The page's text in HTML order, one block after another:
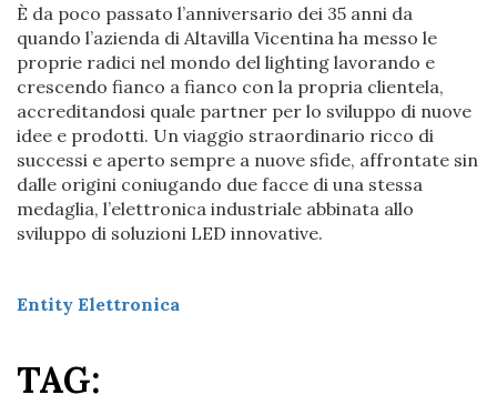
È da poco passato l’anniversario dei 35 anni da
quando l’azienda di Altavilla Vicentina ha messo le
proprie radici nel mondo del lighting lavorando e
crescendo fianco a fianco con la propria clientela,
accreditandosi quale partner per lo sviluppo di nuove
idee e prodotti. Un viaggio straordinario ricco di
successi e aperto sempre a nuove sfide, affrontate sin
dalle origini coniugando due facce di una stessa
medaglia, l’elettronica industriale abbinata allo
sviluppo di soluzioni LED innovative.
Entity Elettronica
TAG: